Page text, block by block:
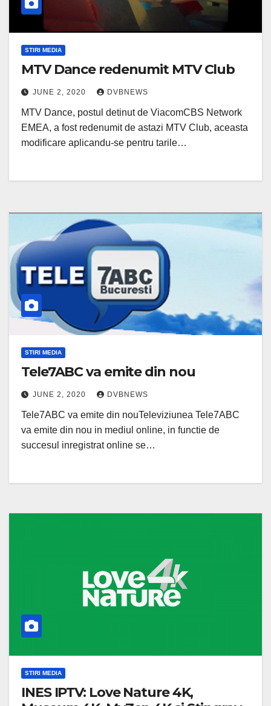
STIRI MEDIA
MTV Dance redenumit MTV Club
JUNE 2, 2020 DVBNEWS
MTV Dance, postul detinut de ViacomCBS Network
EMEA, a fost redenumit de astazi MTV Club, aceasta
modificare aplicandu-se pentru tarile…
STIRI MEDIA
Tele7ABC va emite din nou
JUNE 2, 2020 DVBNEWS
Tele7ABC va emite din nouTeleviziunea Tele7ABC
va emite din nou in mediul online, in functie de
succesul inregistrat online se…
STIRI MEDIA
INES IPTV: Love Nature 4K,